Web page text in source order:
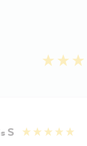
S